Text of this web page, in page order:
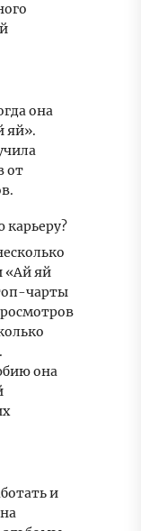
она
яй».
от
карьеру?
«Ай яй
чарты
она
и